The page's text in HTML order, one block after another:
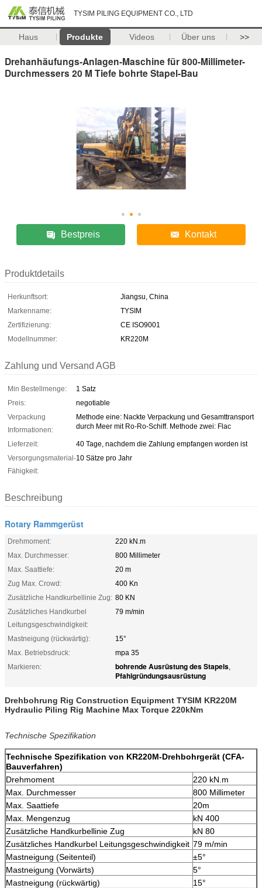
TYSIM PILING EQUIPMENT CO., LTD
Haus Produkte Videos Über uns >>
Drehanhäufungs-Anlagen-Maschine für 800-Millimeter-
Durchmessers 20 M Tiefe bohrte Stapel-Bau
Bestpreis Kontakt
Produktdetails
Herkunftsort:
Jiangsu, China
Markenname:
TYSIM
Zertifizierung:
CE ISO9001
Modellnummer:
KR220M
Zahlung und Versand AGB
Min Bestellmenge:
1 Satz
Preis:
negotiable
Verpackung
Informationen:
Methode eine: Nackte Verpackung und Gesamttransport
durch Meer mit Ro-Ro-Schiff. Methode zwei: Flac
Lieferzeit:
40 Tage, nachdem die Zahlung empfangen worden ist
Versorgungsmaterial-
Fähigkeit:
10 Sätze pro Jahr
Beschreibung
Rotary Rammgerüst
Drehmoment:
220 kN.m
Max. Durchmesser:
800 Millimeter
Max. Saattiefe:
20 m
Zug Max. Crowd:
400 Kn
Zusätzliche Handkurbellinie Zug: 80 KN
Zusätzliches Handkurbel
Leitungsgeschwindigkeit:
79 m/min
Mastneigung (rückwärtig):
15°
Max. Betriebsdruck:
mpa 35
Markieren:
bohrende Ausrüstung des Stapels,
Pfahlgründungsausrüstung
Drehbohrung Rig Construction Equipment TYSIM KR220M
Hydraulic Piling Rig Machine Max Torque 220kNm
Technische Spezifikation
Technische Spezifikation von KR220M-Drehbohrgerät (CFA-
Bauverfahren)
Drehmoment
220 kN.m
Max. Durchmesser
800 Millimeter
Max. Saattiefe
20m
Max. Mengenzug
kN 400
Zusätzliche Handkurbellinie Zug
kN 80
Zusätzliches Handkurbel Leitungsgeschwindigkeit 79 m/min
Mastneigung (Seitenteil)
±5°
Mastneigung (Vorwärts)
5°
Mastneigung (rückwärtig)
15°